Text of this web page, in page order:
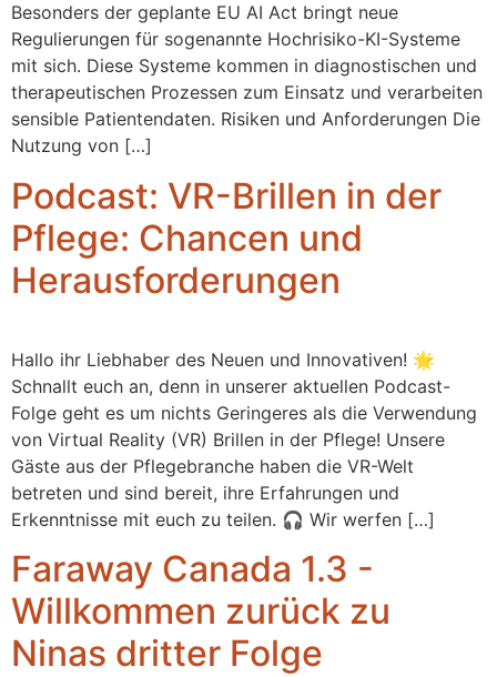
Besonders der geplante EU AI Act bringt neue
Regulierungen für sogenannte Hochrisiko-KI-Systeme
mit sich. Diese Systeme kommen in diagnostischen und
therapeutischen Prozessen zum Einsatz und verarbeiten
sensible Patientendaten. Risiken und Anforderungen Die
Nutzung von […]
Podcast: VR-Brillen in der
Pflege: Chancen und
Herausforderungen
Hallo ihr Liebhaber des Neuen und Innovativen! 🌟
Schnallt euch an, denn in unserer aktuellen Podcast-
Folge geht es um nichts Geringeres als die Verwendung
von Virtual Reality (VR) Brillen in der Pflege! Unsere
Gäste aus der Pflegebranche haben die VR-Welt
betreten und sind bereit, ihre Erfahrungen und
Erkenntnisse mit euch zu teilen. 🎧 Wir werfen […]
Faraway Canada 1.3 -
Willkommen zurück zu
Ninas dritter Folge